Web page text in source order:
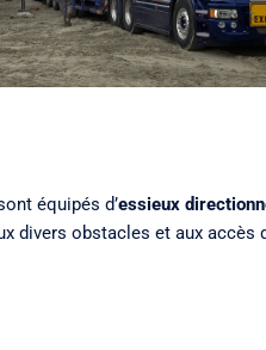
équipés d’essieux
divers obstacles et aux accès